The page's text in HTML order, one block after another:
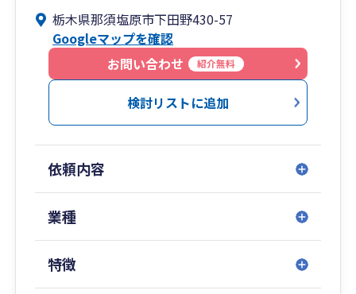
栃木県那須塩原市下田野430-57
Googleマップを確認
お問い合わせ
紹介無料
検討リストに追加
依頼内容
業種
特徴